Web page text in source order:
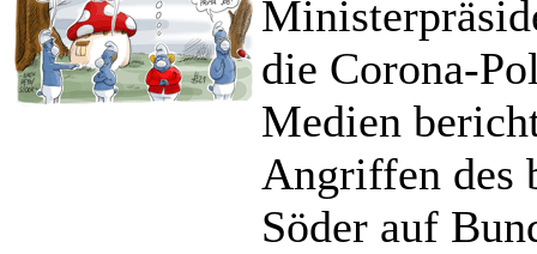
die Corona-
Medien
Angriffen des
Söder auf